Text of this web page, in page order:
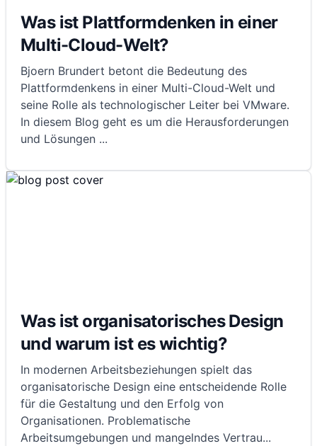
Was ist Plattformdenken in einer
Multi-Cloud-Welt?
Bjoern Brundert betont die Bedeutung des
Plattformdenkens in einer Multi-Cloud-Welt und
seine Rolle als technologischer Leiter bei VMware.
In diesem Blog geht es um die Herausforderungen
und Lösungen ...
Was ist organisatorisches Design
und warum ist es wichtig?
In modernen Arbeitsbeziehungen spielt das
organisatorische Design eine entscheidende Rolle
für die Gestaltung und den Erfolg von
Organisationen. Problematische
Arbeitsumgebungen und mangelndes Vertrau...